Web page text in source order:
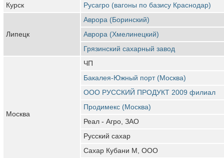
Курск
Русагро (вагоны по базису Краснодар)
Липецк
Аврора (Боринский)
Аврора (Хмелинецкий)
Грязинский сахарный завод
Москва
ЧП
Бакалея-Южный порт (Москва)
ООО РУССКИЙ ПРОДУКТ 2009 филиал
Продимекс (Москва)
Реал - Агро, ЗАО
Русский сахар
Сахар Кубани М, ООО